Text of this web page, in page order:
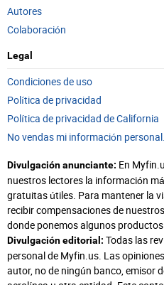
Autores
Colaboración
Legal
Condiciones de uso
Política de privacidad
Política de privacidad de California
No vendas mi información personal.
Divulgación anunciante: En
nuestros lectores la información
gratuitas útiles. Para mantener la
recibir compensaciones de
donde ponemos algunos
Divulgación editorial: Todas las
personal de Myfin.us. Las
autor, no de ningún banco, emisor